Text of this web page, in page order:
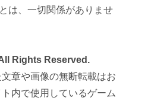
は、一切関係がありませ
Rights Reserved.
章や画像の無断転載はお
内で使用しているゲーム